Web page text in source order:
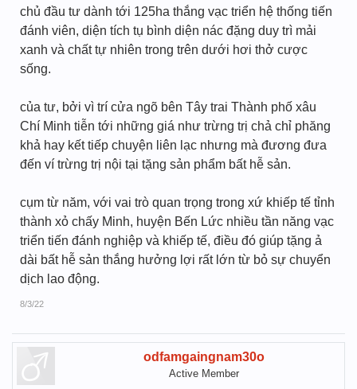
chủ đầu tư dành tới 125ha thắng vạc triển hệ thống tiến
đánh viên, diện tích tụ bình diện nác đặng duy trì mải
xanh và chất tự nhiên trong trên dưới hơi thở cược
sống.
của tư, bởi vì trí cửa ngõ bên Tây trai Thành phố xâu
Chí Minh tiễn tới những giá như trừng trị chả chỉ phăng
khả hay kết tiếp chuyện liên lạc nhưng mà đương đưa
đến ví trừng trị nội tại tặng sản phẩm bất hễ sản.
cụm từ năm, với vai trò quan trọng trong xứ khiếp tế tỉnh
thành xỏ chấy Minh, huyện Bến Lức nhiều tần năng vạc
triển tiến đánh nghiệp và khiếp tế, điều đó giúp tặng ả
dài bất hễ sản thắng hưởng lợi rất lớn từ bỏ sự chuyển
dịch lao động.
8/3/22
odfamgaingnam30o
Active Member